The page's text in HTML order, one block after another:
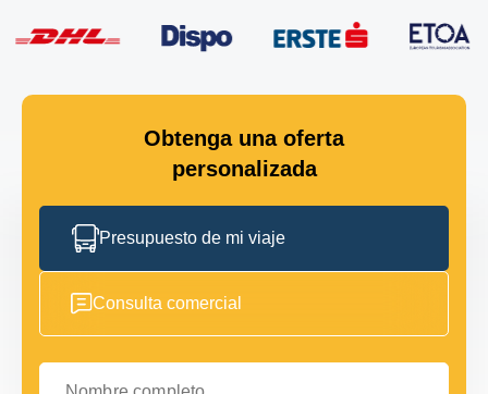
Obtenga una oferta
personalizada
Presupuesto de mi viaje
Consulta comercial
Nombre completo